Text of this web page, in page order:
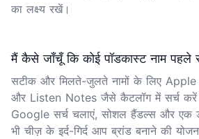
का लक्ष्य रखें।
मैं कैसे जाँचूँ कि कोई पॉडकास्ट नाम पहले
सटीक और मिलते-जुलते नामों के लिए
और Listen Notes जैसे कैटलॉग में सर्च
Google सर्च चलाएं, सोशल हैंडल्स और
भी चीज़ के इर्द-गिर्द आप ब्रांड बनाने की